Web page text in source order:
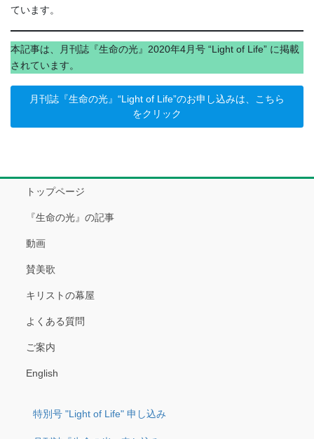
ています。
本記事は、月刊誌『生命の光』2020年4月号 “Light of Life” に掲載
されています。
月刊誌『生命の光』“Light of Life”のお申し込みは、こちら
をクリック
トップページ
『生命の光』の記事
動画
賛美歌
キリストの幕屋
よくある質問
ご案内
English
特別号 "Light of Life" 申し込み